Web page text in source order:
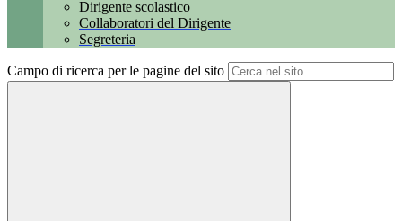
Dirigente scolastico
Collaboratori del Dirigente
Segreteria
Campo di ricerca per le pagine del sito